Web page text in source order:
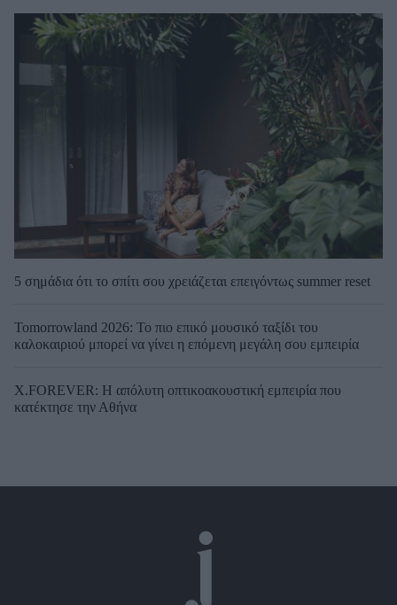
5 σημάδια ότι το σπίτι σου χρειάζεται επειγόντως summer reset
Tomorrowland 2026: Το πιο επικό μουσικό ταξίδι του
καλοκαιριού μπορεί να γίνει η επόμενη μεγάλη σου εμπειρία
X.FOREVER: Η απόλυτη οπτικοακουστική εμπειρία που
κατέκτησε την Αθήνα